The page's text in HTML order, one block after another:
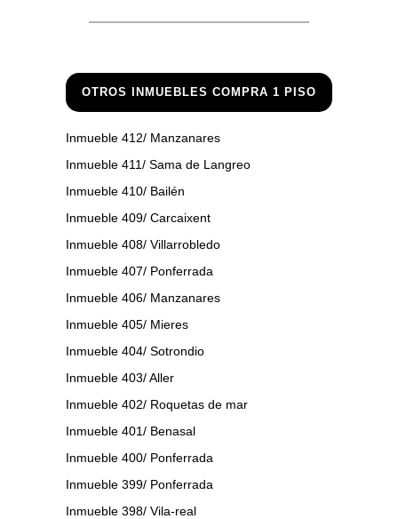
OTROS INMUEBLES COMPRA 1 PISO
Inmueble 412/ Manzanares
Inmueble 411/ Sama de Langreo
Inmueble 410/ Bailén
Inmueble 409/ Carcaixent
Inmueble 408/ Villarrobledo
Inmueble 407/ Ponferrada
Inmueble 406/ Manzanares
Inmueble 405/ Mieres
Inmueble 404/ Sotrondio
Inmueble 403/ Aller
Inmueble 402/ Roquetas de mar
Inmueble 401/ Benasal
Inmueble 400/ Ponferrada
Inmueble 399/ Ponferrada
Inmueble 398/ Vila-real